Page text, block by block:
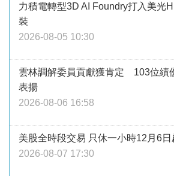
力積電轉型3D AI Foundry打入美光
裝
2026-08-05 10:30
雲林調解委員貢獻獲肯定 103位績
表揚
2026-08-06 16:58
美股全時段交易 只休一小時12月6日
2026-08-07 17:30